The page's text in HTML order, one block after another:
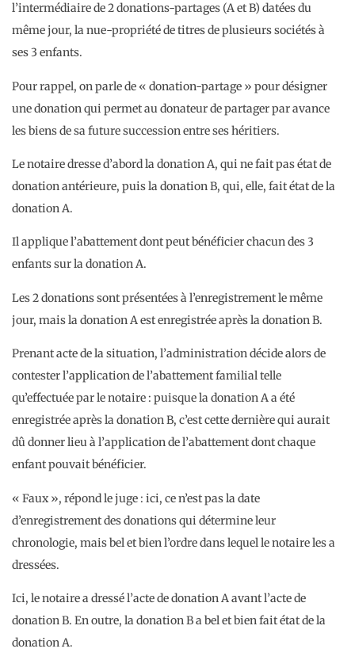
l’intermédiaire de 2 donations-partages (A et B) datées du
même jour, la nue-propriété de titres de plusieurs sociétés à
ses 3 enfants.
Pour rappel, on parle de « donation-partage » pour désigner
une donation qui permet au donateur de partager par avance
les biens de sa future succession entre ses héritiers.
Le notaire dresse d’abord la donation A, qui ne fait pas état de
donation antérieure, puis la donation B, qui, elle, fait état de la
donation A.
Il applique l’abattement dont peut bénéficier chacun des 3
enfants sur la donation A.
Les 2 donations sont présentées à l’enregistrement le même
jour, mais la donation A est enregistrée après la donation B.
Prenant acte de la situation, l’administration décide alors de
contester l’application de l’abattement familial telle
qu’effectuée par le notaire : puisque la donation A a été
enregistrée après la donation B, c’est cette dernière qui aurait
dû donner lieu à l’application de l’abattement dont chaque
enfant pouvait bénéficier.
« Faux », répond le juge : ici, ce n’est pas la date
d’enregistrement des donations qui détermine leur
chronologie, mais bel et bien l’ordre dans lequel le notaire les a
dressées.
Ici, le notaire a dressé l’acte de donation A avant l’acte de
donation B. En outre, la donation B a bel et bien fait état de la
donation A.